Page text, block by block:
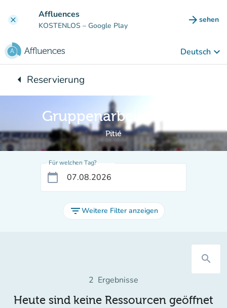
clear Affluences
KOSTENLOS – Google Play arrow_forward sehen
(new
Deutsch keyboard_arrow_down
arrow_leftZurück zu:
Reservierung
Gruppenarbeitsraum
Pitié
Für welchen Tag?
calendar_today
filter_listWeitere Filter anzeigen
search
2 Ergebnisse
Heute sind keine Ressourcen geöffnet